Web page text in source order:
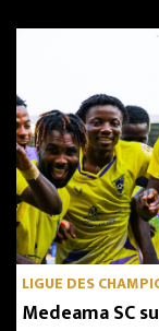
LIGUE DES
Medeama SC